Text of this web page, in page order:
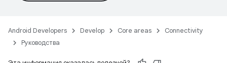
Android Developers Develop Core areas
Connectivity
Руководства